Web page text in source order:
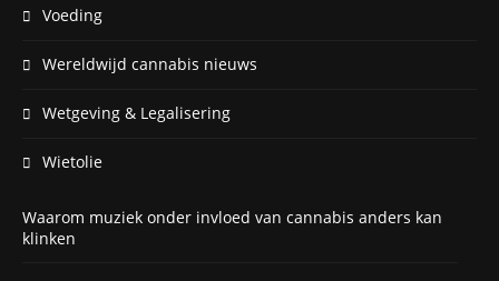
Voeding
Wereldwijd cannabis nieuws
Wetgeving & Legalisering
Wietolie
Waarom muziek onder invloed van cannabis anders kan
klinken